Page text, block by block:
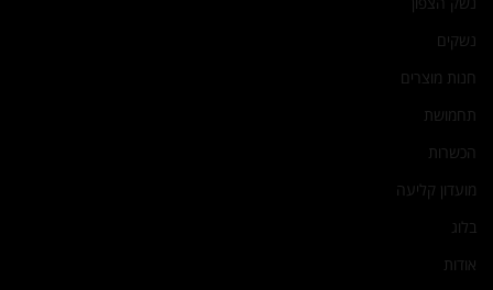
נשקים
חנות מוצרים
תחמושת
הכשרות
מועדון קליעה
בלוג
אודות